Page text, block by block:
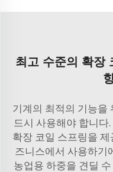
최고 수준의 확장
기계의 최적의 기능을
드시 사용해야 합니
확장 코일 스프링을
즈니스에서 사용하기
농업용 하중을 견딜